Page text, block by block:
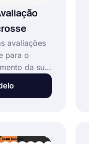
avaliações
para o
da sua
forms.app
Comece
de